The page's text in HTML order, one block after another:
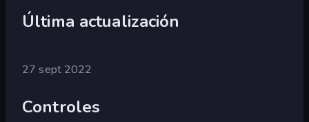
Última actualización
27 sept 2022
Controles